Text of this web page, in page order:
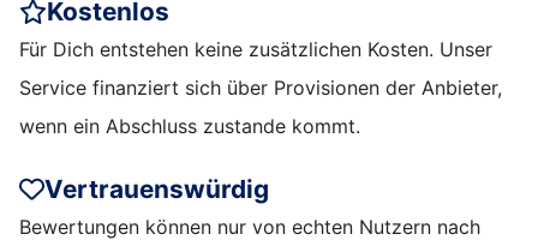
Kostenlos
Für Dich entstehen keine zusätzlichen Kosten. Unser
Service finanziert sich über Provisionen der Anbieter,
wenn ein Abschluss zustande kommt.
Vertrauenswürdig
Bewertungen können nur von echten Nutzern nach